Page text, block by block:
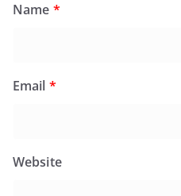
Name *
Email *
Website